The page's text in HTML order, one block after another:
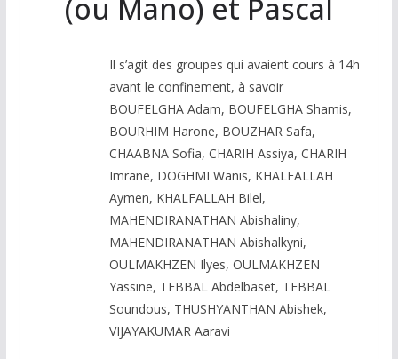
(ou Mano) et Pascal
Il s’agit des groupes qui avaient cours à 14h
avant le confinement, à savoir
BOUFELGHA Adam, BOUFELGHA Shamis,
BOURHIM Harone, BOUZHAR Safa,
CHAABNA Sofia, CHARIH Assiya, CHARIH
Imrane, DOGHMI Wanis, KHALFALLAH
Aymen, KHALFALLAH Bilel,
MAHENDIRANATHAN Abishaliny,
MAHENDIRANATHAN Abishalkyni,
OULMAKHZEN Ilyes, OULMAKHZEN
Yassine, TEBBAL Abdelbaset, TEBBAL
Soundous, THUSHYANTHAN Abishek,
VIJAYAKUMAR Aaravi